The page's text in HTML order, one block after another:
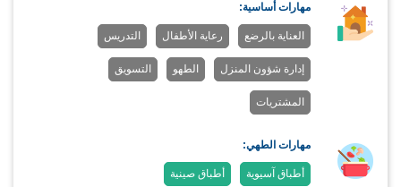
مهارات أساسية:
العناية بالرضع رعاية الأطفال التدريس
إدارة شؤون المنزل الطهو التسويق
المشتريات
مهارات الطهي:
أطباق آسيوية أطباق صينية